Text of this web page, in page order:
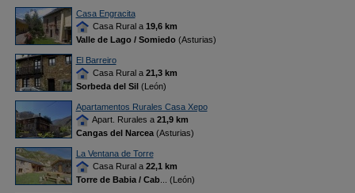
Casa Engracita
Casa Rural a 19,6 km
Valle de Lago / Somiedo(Asturias)
El Barreiro
Casa Rural a 21,3 km
Sorbeda del Sil(León)
Apartamentos Rurales Casa Xepo
Apart. Rurales a 21,9 km
Cangas del Narcea(Asturias)
La Ventana de Torre
Casa Rural a 22,1 km
Torre de Babia / Cab... (León)